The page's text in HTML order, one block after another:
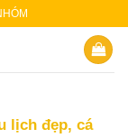
lịch đẹp, cá